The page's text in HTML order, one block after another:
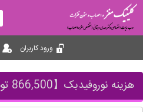
ورود کاربران
هزینه نوروفیدبک【866,500 تومان】- 02144477467